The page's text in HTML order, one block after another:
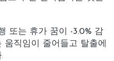
또는 휴가 꿈이 -3.0% 감
직임이 줄어들고 탈출에